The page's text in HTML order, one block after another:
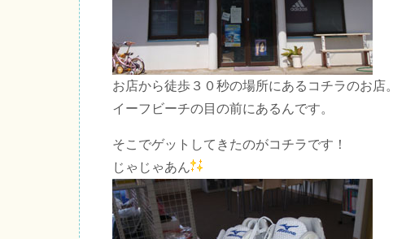
お店から徒歩３０秒の場所にあるコチラのお店。
イーフビーチの目の前にあるんです。
そこでゲットしてきたのがコチラです！
じゃじゃあん